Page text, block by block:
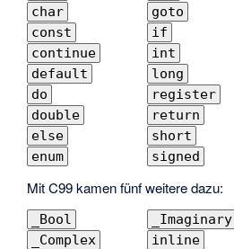
char
const
continue
default
do
double
else
enum
goto
if
int
long
register
return
short
signed
Mit C99 kamen fünf weitere dazu:
_Bool
_Complex
_Imaginary
inline